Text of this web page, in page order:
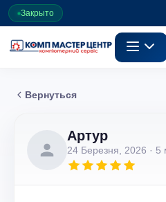
Закрыто
Вернуться
Артур
24 Березня, 2026 · 5